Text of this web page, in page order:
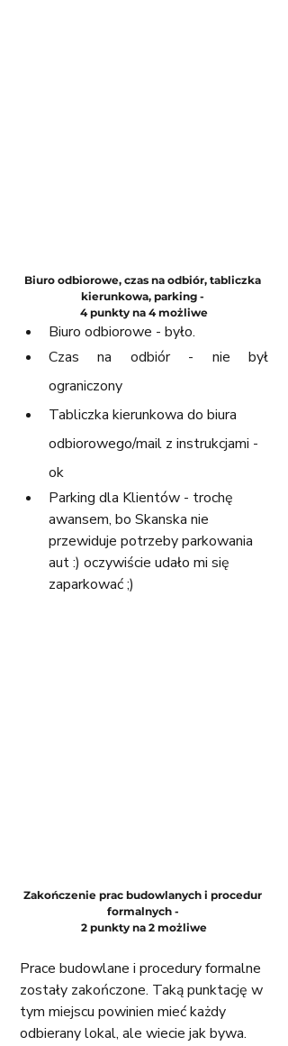
Biuro odbiorowe, czas na odbiór, tabliczka
kierunkowa, parking -
4 punkty na 4 możliwe
Biuro odbiorowe - było.
Czas na odbiór - nie był
ograniczony
Tabliczka kierunkowa do biura
odbiorowego/mail z instrukcjami -
ok
Parking dla Klientów - trochę
awansem, bo Skanska nie
przewiduje potrzeby parkowania
aut :) oczywiście udało mi się
zaparkować ;)
Zakończenie prac budowlanych i procedur
formalnych -
2 punkty na 2 możliwe
Prace budowlane i procedury formalne
zostały zakończone. Taką punktację w
tym miejscu powinien mieć każdy
odbierany lokal, ale wiecie jak bywa.